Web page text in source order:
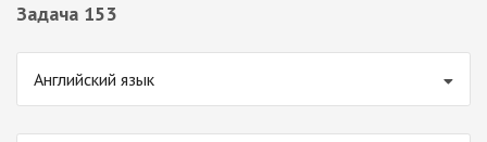
Задача 153
Английский язык